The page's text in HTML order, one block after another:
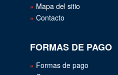
Mapa del sitio
Contacto
FORMAS DE PAGO
Formas de pago